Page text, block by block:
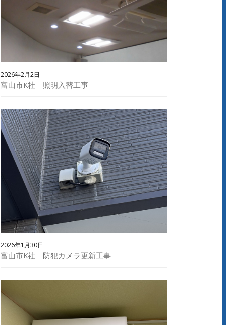
2026年2月2日
富山市K社 照明入替工事
2026年1月30日
富山市K社 防犯カメラ更新工事